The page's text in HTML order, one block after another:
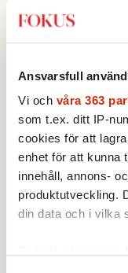
Ansvarsfull
Vi och våra 363
som t.ex. ditt IP-
cookies för att
enhet för att kunna
innehåll, annons-
produktutveckling.
din data och i vilka